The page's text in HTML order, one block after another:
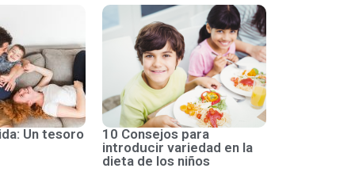
Un tesoro
10 Consejos para
introducir variedad en la
dieta de los niños